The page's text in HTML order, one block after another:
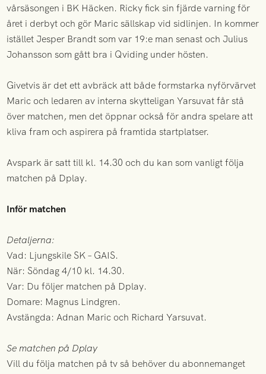
vårsäsongen i BK Häcken. Ricky fick sin fjärde varning för
året i derbyt och gör Maric sällskap vid sidlinjen. In kommer
istället Jesper Brandt som var 19:e man senast och Julius
Johansson som gått bra i Qviding under hösten.
Givetvis är det ett avbräck att både formstarka nyförvärvet
Maric och ledaren av interna skytteligan Yarsuvat får stå
över matchen, men det öppnar också för andra spelare att
kliva fram och aspirera på framtida startplatser.
Avspark är satt till kl. 14.30 och du kan som vanligt följa
matchen på Dplay.
Inför matchen
Detaljerna:
Vad: Ljungskile SK – GAIS.
När: Söndag 4/10 kl. 14.30.
Var: Du följer matchen på Dplay.
Domare: Magnus Lindgren.
Avstängda: Adnan Maric och Richard Yarsuvat.
Se matchen på Dplay
Vill du följa matchen på tv så behöver du abonnemanget